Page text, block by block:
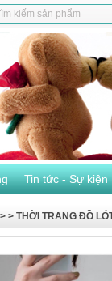
Tin tức - Sự kiện
> > THỜI TRANG ĐỒ